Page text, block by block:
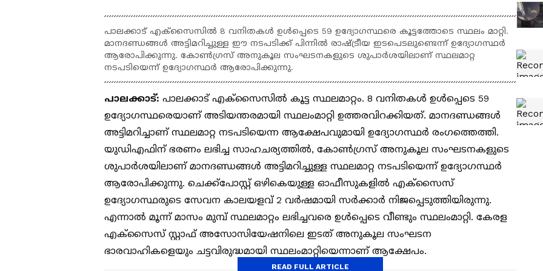
പാലക്കാട് എക്സൈസിൽ 8 വനിതകൾ ഉൾപ്പെടെ 59 ഉദ്യോഗസ്ഥരെ കൂട്ടത്തോടെ സ്ഥലം മാറ്റി.
മാനദണ്ഡങ്ങൾ അട്ടിമറിച്ചുള്ള ഈ നടപടിക്ക് പിന്നിൽ രാഷ്ട്രീയ ഇടപെടലുണ്ടെന്ന് ഉദ്യോഗസ്ഥർ
ആരോപിക്കുന്നു. കോൺഗ്രസ് അനുകൂല സംഘടനകളുടെ ശുപാർശയിലാണ് സ്ഥലമാറ്റ
നടപടിയെന്ന് ഉദ്യോഗസ്ഥർ ആരോപിക്കുന്നു.
പാലക്കാട്: പാലക്കാട് എക്സൈസിൽ കൂട്ട സ്ഥലമാറ്റം. 8 വനിതകൾ ഉൾപ്പെടെ 59
ഉദ്യോഗസ്ഥരെയാണ് അടിയന്തരമായി സ്ഥലംമാറ്റി ഉത്തരവിറക്കിയത്. മാനദണ്ഡങ്ങൾ
അട്ടിമറിച്ചാണ് സ്ഥലമാറ്റ നടപടിയെന്ന ആക്ഷേപവുമായി ഉദ്യോഗസ്ഥർ രംഗത്തെത്തി.
യുഡിഎഫിന് ഭരണം ലഭിച്ച സാഹചര്യത്തിൽ, കോൺഗ്രസ് അനുകൂല സംഘടനകളുടെ
ശുപാർശയിലാണ് മാനദണ്ഡങ്ങൾ അട്ടിമറിച്ചുള്ള സ്ഥലമാറ്റ നടപടിയെന്ന് ഉദ്യോഗസ്ഥർ
ആരോപിക്കുന്നു. ചെക്ക്പോസ്റ്റ് ഒഴികെയുള്ള ഓഫീസുകളിൽ എക്സൈസ്
ഉദ്യോഗസ്ഥരുടെ സേവന കാലയളവ് 2 വർഷമായി സർക്കാർ നിജപ്പെടുത്തിയിരുന്നു.
എന്നാൽ മൂന്ന് മാസം മുമ്പ് സ്ഥലമാറ്റം ലഭിച്ചവരെ ഉൾപ്പെടെ വീണ്ടും സ്ഥലംമാറ്റി. കേരള
എക്സൈസ് സ്റ്റാഫ് അസോസിയേഷനിലെ ഇടത് അനുകൂല സംഘടന
ഭാരവാഹികളെയും ചട്ടവിരുദ്ധമായി സ്ഥലംമാറ്റിയെന്നാണ് ആക്ഷേപം.
READ FULL ARTICLE